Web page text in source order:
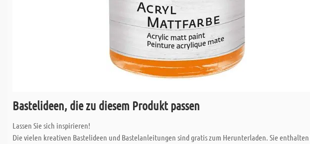
Bastelideen, die zu diesem Produkt passen
Lassen Sie sich inspirieren!
Die vielen kreativen Bastelideen und Bastelanleitungen sind gratis zum Herunterladen. Sie enthalten